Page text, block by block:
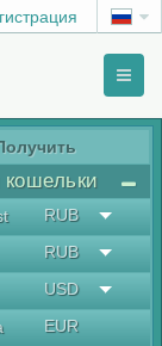
RUB
RUB
USD
EUR